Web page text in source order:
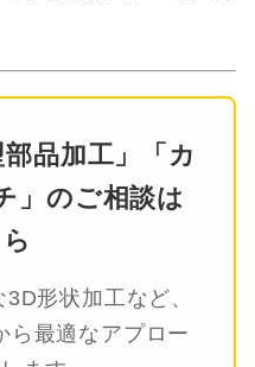
部品加工」「カ
」のご相談は
形状加工など、
ら最適なアプロー